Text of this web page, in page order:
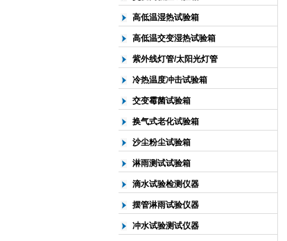
高低温湿热试验箱
高低温交变湿热试验箱
紫外线灯管/太阳光灯管
冷热温度冲击试验箱
交变霉菌试验箱
换气式老化试验箱
沙尘粉尘试验箱
淋雨测试试验箱
滴水试验检测仪器
摆管淋雨试验仪器
冲水试验测试仪器